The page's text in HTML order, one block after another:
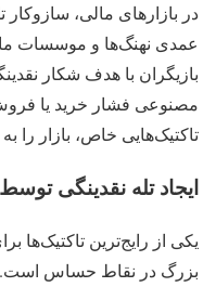
در بازارهای مالی، سازوکار
عمدی نهنگ‌ها و موسسات
بازیگران با هدف شکار
مصنوعی فشار خرید یا فروش
تاکتیک‌هایی خاص، بازار را
ایجاد تله نقدینگی
یکی از رایج‌ترین تاکتیک‌ها
بزرگ در نقاط حساس است.